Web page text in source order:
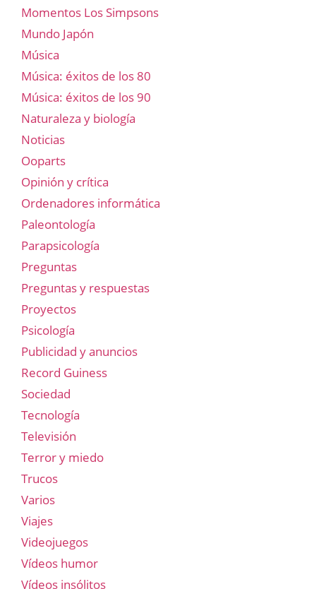
Momentos Los Simpsons
Mundo Japón
Música
Música: éxitos de los 80
Música: éxitos de los 90
Naturaleza y biología
Noticias
Ooparts
Opinión y crítica
Ordenadores informática
Paleontología
Parapsicología
Preguntas
Preguntas y respuestas
Proyectos
Psicología
Publicidad y anuncios
Record Guiness
Sociedad
Tecnología
Televisión
Terror y miedo
Trucos
Varios
Viajes
Videojuegos
Vídeos humor
Vídeos insólitos